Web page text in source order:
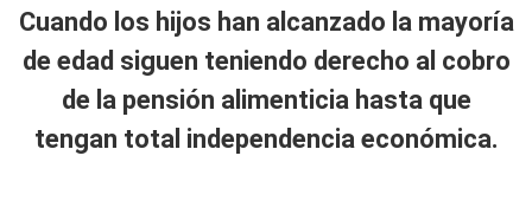
Cuando los hijos han alcanzado la mayoría
de edad siguen teniendo derecho al cobro
de la pensión alimenticia hasta que
tengan total independencia económica.